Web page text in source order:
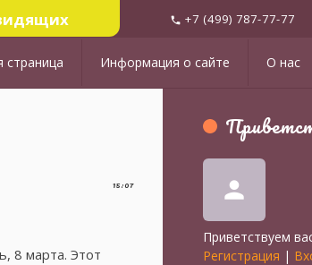
phone +7 (499) 787-77-77
страница Информация о сайте О нас
15:07
8 марта. Этот
person
Приветствуем
Регистрация |